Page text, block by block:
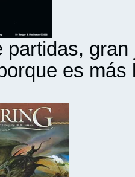
partidas,
es más